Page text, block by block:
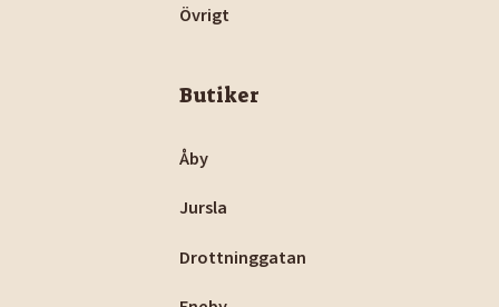
Övrigt
Butiker
Åby
Jursla
Drottninggatan